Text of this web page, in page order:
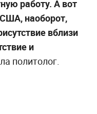
работу. А вот
наоборот,
вблизи
и
политолог.